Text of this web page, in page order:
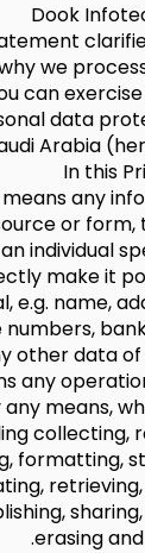
Dook
we
can
data
Arabia
In this
means any
or
individual
make it
e.g. name,
numbers,
other data
any
means,
collecting,
formatting,
retrieving,
erasing